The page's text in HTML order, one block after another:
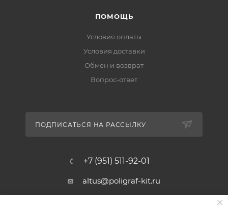
ПОМОЩЬ
Условия оплаты
Условия доставки
Обмен и возврат
Вопрос-ответ
ПОДПИСАТЬСЯ НА РАССЫЛКУ
+7 (951) 511-92-01
altus@poligraf-kit.ru